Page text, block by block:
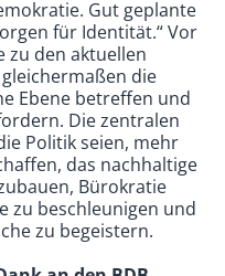
Gut geplante
für Identität.“ Vor
zu den aktuellen
die
Ebene betreffen und
Die zentralen
Politik seien, mehr
das nachhaltige
Bürokratie
zu beschleunigen und
zu begeistern.